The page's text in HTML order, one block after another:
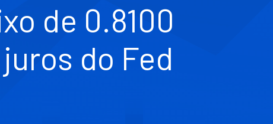
de 0.8100
do Fed